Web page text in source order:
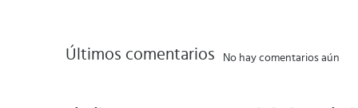
Últimos comentarios No hay comentarios aún